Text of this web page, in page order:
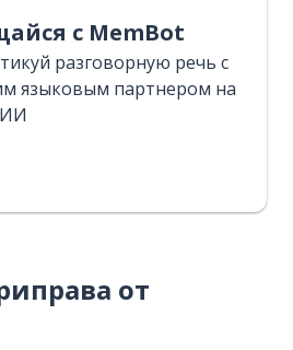
с MemBot
разговорную речь с
языковым партнером на
от